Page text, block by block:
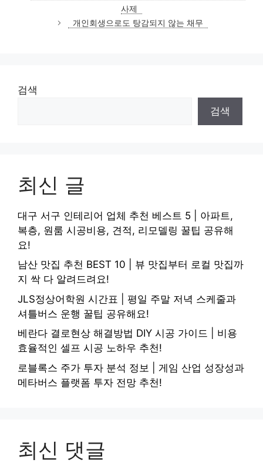
고
리
사제
개인회생으로도 탕감되지 않는 채무
검색
검색
최신 글
대구 서구 인테리어 업체 추천 베스트 5 | 아파트,
복층, 원룸 시공비용, 견적, 리모델링 꿀팁 공유해
요!
남산 맛집 추천 BEST 10 | 뷰 맛집부터 로컬 맛집까
지 싹 다 알려드려요!
JLS정상어학원 시간표 | 평일 주말 저녁 스케줄과
셔틀버스 운행 꿀팁 공유해요!
베란다 결로현상 해결방법 DIY 시공 가이드 | 비용
효율적인 셀프 시공 노하우 추천!
로블록스 주가 투자 분석 정보 | 게임 산업 성장성과
메타버스 플랫폼 투자 전망 추천!
최신 댓글